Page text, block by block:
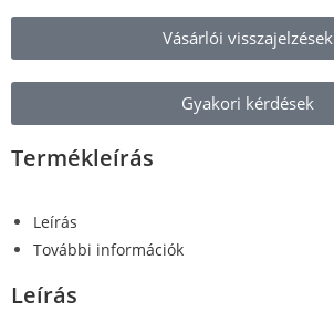
Vásárlói visszajelzések
Gyakori kérdések
Termékleírás
Leírás
További információk
Leírás